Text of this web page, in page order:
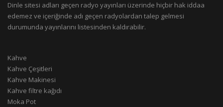
Dinle sitesi adları geçen radyo yayınları üzerinde hiçbir hak iddaa
edemez ve içeriğinde adı geçen radyolardan talep gelmesi
durumunda yayınlarını listesinden kaldırabilir.
Kahve
Kahve Çeşitleri
Kahve Makinesi
Kahve filtre kağıdı
Moka Pot